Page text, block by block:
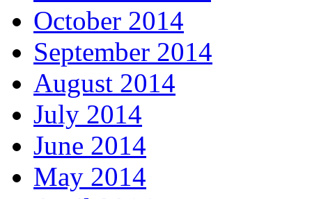
October 2014
September 2014
August 2014
July 2014
June 2014
May 2014